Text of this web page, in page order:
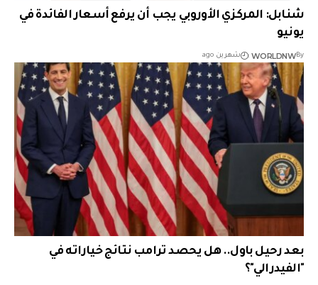
شنابل: المركزي الأوروبي يجب أن يرفع أسعار الفائدة في
يونيو
By
WORLDNW شهرين ago
بعد رحيل باول.. هل يحصد ترامب نتائج خياراته في
"الفيدرالي"؟